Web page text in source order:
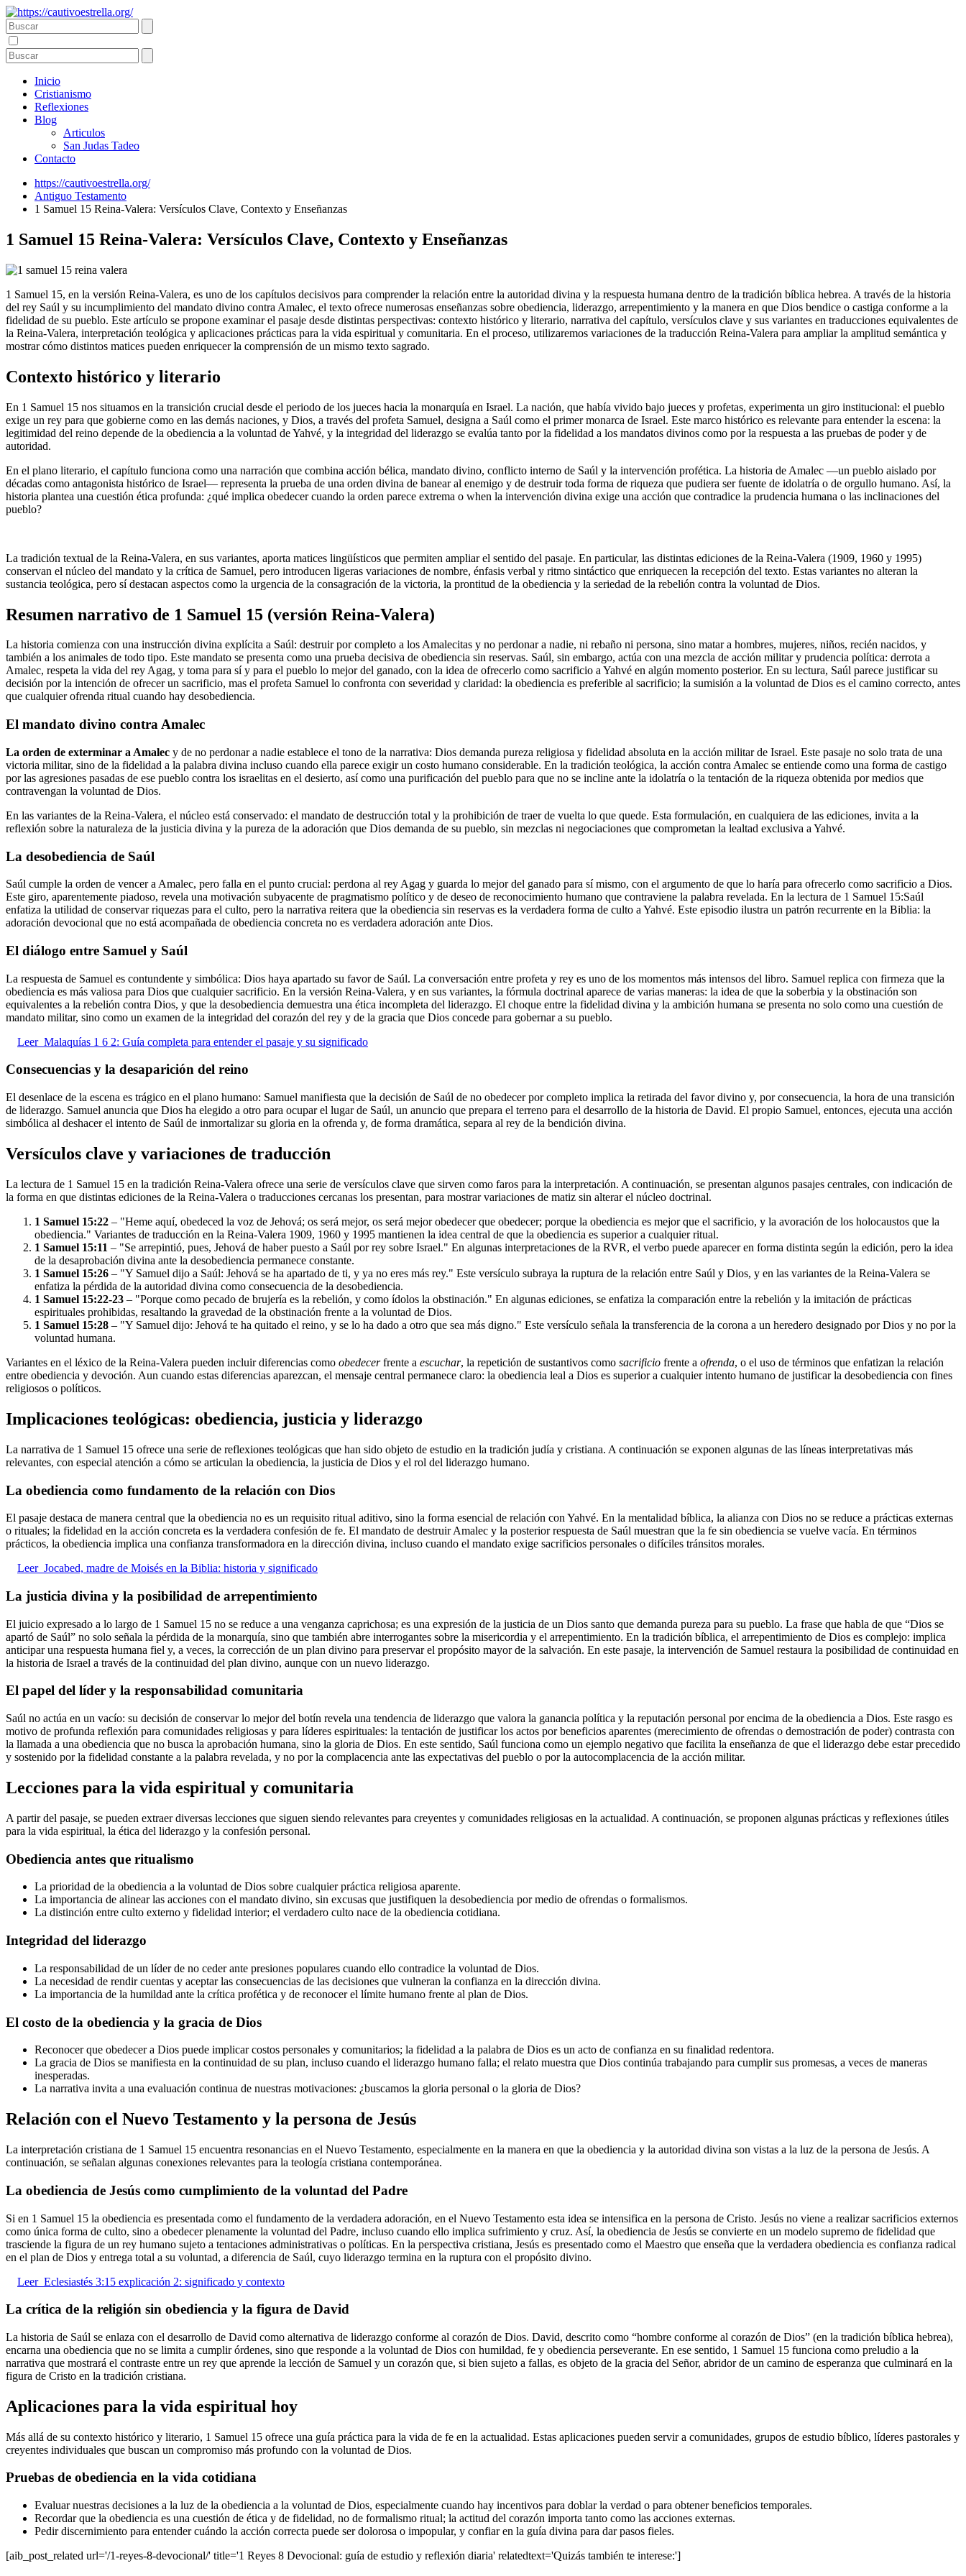
Inicio
Cristianismo
Reflexiones
Blog
Articulos
San Judas Tadeo
Contacto
https://cautivoestrella.org/
Antiguo Testamento
1 Samuel 15 Reina-Valera: Versículos Clave, Contexto y Enseñanzas
1 Samuel 15 Reina-Valera: Versículos Clave, Contexto y Enseñanzas
1 Samuel 15, en la versión Reina-Valera, es uno de los capítulos decisivos para comprender la relación entre la autoridad divina y la respuesta humana dentro de la tradición bíblica hebrea. A través de la historia
del rey Saúl y su incumplimiento del mandato divino contra Amalec, el texto ofrece numerosas enseñanzas sobre obediencia, liderazgo, arrepentimiento y la manera en que Dios bendice o castiga conforme a la
fidelidad de su pueblo. Este artículo se propone examinar el pasaje desde distintas perspectivas: contexto histórico y literario, narrativa del capítulo, versículos clave y sus variantes en traducciones equivalentes de
la Reina-Valera, interpretación teológica y aplicaciones prácticas para la vida espiritual y comunitaria. En el proceso, utilizaremos variaciones de la traducción Reina-Valera para ampliar la amplitud semántica y
mostrar cómo distintos matices pueden enriquecer la comprensión de un mismo texto sagrado.
Contexto histórico y literario
En 1 Samuel 15 nos situamos en la transición crucial desde el periodo de los jueces hacia la monarquía en Israel. La nación, que había vivido bajo jueces y profetas, experimenta un giro institucional: el pueblo
exige un rey para que gobierne como en las demás naciones, y Dios, a través del profeta Samuel, designa a Saúl como el primer monarca de Israel. Este marco histórico es relevante para entender la escena: la
legitimidad del reino depende de la obediencia a la voluntad de Yahvé, y la integridad del liderazgo se evalúa tanto por la fidelidad a los mandatos divinos como por la respuesta a las pruebas de poder y de
autoridad.
En el plano literario, el capítulo funciona como una narración que combina acción bélica, mandato divino, conflicto interno de Saúl y la intervención profética. La historia de Amalec —un pueblo aislado por
décadas como antagonista histórico de Israel— representa la prueba de una orden divina de banear al enemigo y de destruir toda forma de riqueza que pudiera ser fuente de idolatría o de orgullo humano. Así, la
historia plantea una cuestión ética profunda: ¿qué implica obedecer cuando la orden parece extrema o when la intervención divina exige una acción que contradice la prudencia humana o las inclinaciones del
pueblo?
La tradición textual de la Reina-Valera, en sus variantes, aporta matices lingüísticos que permiten ampliar el sentido del pasaje. En particular, las distintas ediciones de la Reina-Valera (1909, 1960 y 1995)
conservan el núcleo del mandato y la crítica de Samuel, pero introducen ligeras variaciones de nombre, énfasis verbal y ritmo sintáctico que enriquecen la recepción del texto. Estas variantes no alteran la
sustancia teológica, pero sí destacan aspectos como la urgencia de la consagración de la victoria, la prontitud de la obediencia y la seriedad de la rebelión contra la voluntad de Dios.
Resumen narrativo de 1 Samuel 15 (versión Reina-Valera)
La historia comienza con una instrucción divina explícita a Saúl: destruir por completo a los Amalecitas y no perdonar a nadie, ni rebaño ni persona, sino matar a hombres, mujeres, niños, recién nacidos, y
también a los animales de todo tipo. Este mandato se presenta como una prueba decisiva de obediencia sin reservas. Saúl, sin embargo, actúa con una mezcla de acción militar y prudencia política: derrota a
Amalec, respeta la vida del rey Agag, y toma para sí y para el pueblo lo mejor del ganado, con la idea de ofrecerlo como sacrificio a Yahvé en algún momento posterior. En su lectura, Saúl parece justificar su
decisión por la intención de ofrecer un sacrificio, mas el profeta Samuel lo confronta con severidad y claridad: la obediencia es preferible al sacrificio; la sumisión a la voluntad de Dios es el camino correcto, antes
que cualquier ofrenda ritual cuando hay desobediencia.
El mandato divino contra Amalec
La orden de exterminar a Amalec y de no perdonar a nadie establece el tono de la narrativa: Dios demanda pureza religiosa y fidelidad absoluta en la acción militar de Israel. Este pasaje no solo trata de una
victoria militar, sino de la fidelidad a la palabra divina incluso cuando ella parece exigir un costo humano considerable. En la tradición teológica, la acción contra Amalec se entiende como una forma de castigo
por las agresiones pasadas de ese pueblo contra los israelitas en el desierto, así como una purificación del pueblo para que no se incline ante la idolatría o la tentación de la riqueza obtenida por medios que
contravengan la voluntad de Dios.
En las variantes de la Reina-Valera, el núcleo está conservado: el mandato de destrucción total y la prohibición de traer de vuelta lo que quede. Esta formulación, en cualquiera de las ediciones, invita a la
reflexión sobre la naturaleza de la justicia divina y la pureza de la adoración que Dios demanda de su pueblo, sin mezclas ni negociaciones que comprometan la lealtad exclusiva a Yahvé.
La desobediencia de Saúl
Saúl cumple la orden de vencer a Amalec, pero falla en el punto crucial: perdona al rey Agag y guarda lo mejor del ganado para sí mismo, con el argumento de que lo haría para ofrecerlo como sacrificio a Dios.
Este giro, aparentemente piadoso, revela una motivación subyacente de pragmatismo político y de deseo de reconocimiento humano que contraviene la palabra revelada. En la lectura de 1 Samuel 15:Saúl
enfatiza la utilidad de conservar riquezas para el culto, pero la narrativa reitera que la obediencia sin reservas es la verdadera forma de culto a Yahvé. Este episodio ilustra un patrón recurrente en la Biblia: la
adoración devocional que no está acompañada de obediencia concreta no es verdadera adoración ante Dios.
El diálogo entre Samuel y Saúl
La respuesta de Samuel es contundente y simbólica: Dios haya apartado su favor de Saúl. La conversación entre profeta y rey es uno de los momentos más intensos del libro. Samuel replica con firmeza que la
obediencia es más valiosa para Dios que cualquier sacrificio. En la versión Reina-Valera, y en sus variantes, la fórmula doctrinal aparece de varias maneras: la idea de que la soberbia y la obstinación son
equivalentes a la rebelión contra Dios, y que la desobediencia demuestra una ética incompleta del liderazgo. El choque entre la fidelidad divina y la ambición humana se presenta no solo como una cuestión de
mandato militar, sino como un examen de la integridad del corazón del rey y de la gracia que Dios concede para gobernar a su pueblo.
Leer Malaquías 1 6 2: Guía completa para entender el pasaje y su significado
Consecuencias y la desaparición del reino
El desenlace de la escena es trágico en el plano humano: Samuel manifiesta que la decisión de Saúl de no obedecer por completo implica la retirada del favor divino y, por consecuencia, la hora de una transición
de liderazgo. Samuel anuncia que Dios ha elegido a otro para ocupar el lugar de Saúl, un anuncio que prepara el terreno para el desarrollo de la historia de David. El propio Samuel, entonces, ejecuta una acción
simbólica al deshacer el intento de Saúl de inmortalizar su gloria en la ofrenda y, de forma dramática, separa al rey de la bendición divina.
Versículos clave y variaciones de traducción
La lectura de 1 Samuel 15 en la tradición Reina-Valera ofrece una serie de versículos clave que sirven como faros para la interpretación. A continuación, se presentan algunos pasajes centrales, con indicación de
la forma en que distintas ediciones de la Reina-Valera o traducciones cercanas los presentan, para mostrar variaciones de matiz sin alterar el núcleo doctrinal.
1 Samuel 15:22 – "Heme aquí, obedeced la voz de Jehová; os será mejor, os será mejor obedecer que obedecer; porque la obediencia es mejor que el sacrificio, y la avoración de los holocaustos que la
obediencia." Variantes de traducción en la Reina-Valera 1909, 1960 y 1995 mantienen la idea central de que la obediencia es superior a cualquier ritual.
1 Samuel 15:11 – "Se arrepintió, pues, Jehová de haber puesto a Saúl por rey sobre Israel." En algunas interpretaciones de la RVR, el verbo puede aparecer en forma distinta según la edición, pero la idea
de la desaprobación divina ante la desobediencia permanece constante.
1 Samuel 15:26 – "Y Samuel dijo a Saúl: Jehová se ha apartado de ti, y ya no eres más rey." Este versículo subraya la ruptura de la relación entre Saúl y Dios, y en las variantes de la Reina-Valera se
enfatiza la pérdida de la autoridad divina como consecuencia de la desobediencia.
1 Samuel 15:22-23 – "Porque como pecado de brujería es la rebelión, y como ídolos la obstinación." En algunas ediciones, se enfatiza la comparación entre la rebelión y la imitación de prácticas
espirituales prohibidas, resaltando la gravedad de la obstinación frente a la voluntad de Dios.
1 Samuel 15:28 – "Y Samuel dijo: Jehová te ha quitado el reino, y se lo ha dado a otro que sea más digno." Este versículo señala la transferencia de la corona a un heredero designado por Dios y no por la
voluntad humana.
Variantes en el léxico de la Reina-Valera pueden incluir diferencias como obedecerfrente a escuchar, la repetición de sustantivos como sacrificio frente a ofrenda, o el uso de términos que enfatizan la relación
entre obediencia y devoción. Aun cuando estas diferencias aparezcan, el mensaje central permanece claro: la obediencia leal a Dios es superior a cualquier intento humano de justificar la desobediencia con fines
religiosos o políticos.
Implicaciones teológicas: obediencia, justicia y liderazgo
La narrativa de 1 Samuel 15 ofrece una serie de reflexiones teológicas que han sido objeto de estudio en la tradición judía y cristiana. A continuación se exponen algunas de las líneas interpretativas más
relevantes, con especial atención a cómo se articulan la obediencia, la justicia de Dios y el rol del liderazgo humano.
La obediencia como fundamento de la relación con Dios
El pasaje destaca de manera central que la obediencia no es un requisito ritual aditivo, sino la forma esencial de relación con Yahvé. En la mentalidad bíblica, la alianza con Dios no se reduce a prácticas externas
o rituales; la fidelidad en la acción concreta es la verdadera confesión de fe. El mandato de destruir Amalec y la posterior respuesta de Saúl muestran que la fe sin obediencia se vuelve vacía. En términos
prácticos, la obediencia implica una confianza transformadora en la dirección divina, incluso cuando el mandato exige sacrificios personales o difíciles tránsitos morales.
Leer Jocabed, madre de Moisés en la Biblia: historia y significado
La justicia divina y la posibilidad de arrepentimiento
El juicio expresado a lo largo de 1 Samuel 15 no se reduce a una venganza caprichosa; es una expresión de la justicia de un Dios santo que demanda pureza para su pueblo. La frase que habla de que “Dios se
apartó de Saúl” no solo señala la pérdida de la monarquía, sino que también abre interrogantes sobre la misericordia y el arrepentimiento. En la tradición bíblica, el arrepentimiento de Dios es complejo: implica
anticipar una respuesta humana fiel y, a veces, la corrección de un plan divino para preservar el propósito mayor de la salvación. En este pasaje, la intervención de Samuel restaura la posibilidad de continuidad en
la historia de Israel a través de la continuidad del plan divino, aunque con un nuevo liderazgo.
El papel del líder y la responsabilidad comunitaria
Saúl no actúa en un vacío: su decisión de conservar lo mejor del botín revela una tendencia de liderazgo que valora la ganancia política y la reputación personal por encima de la obediencia a Dios. Este rasgo es
motivo de profunda reflexión para comunidades religiosas y para líderes espirituales: la tentación de justificar los actos por beneficios aparentes (merecimiento de ofrendas o demostración de poder) contrasta con
la llamada a una obediencia que no busca la aprobación humana, sino la gloria de Dios. En este sentido, Saúl funciona como un ejemplo negativo que facilita la enseñanza de que el liderazgo debe estar precedido
y sostenido por la fidelidad constante a la palabra revelada, y no por la complacencia ante las expectativas del pueblo o por la autocomplacencia de la acción militar.
Lecciones para la vida espiritual y comunitaria
A partir del pasaje, se pueden extraer diversas lecciones que siguen siendo relevantes para creyentes y comunidades religiosas en la actualidad. A continuación, se proponen algunas prácticas y reflexiones útiles
para la vida espiritual, la ética del liderazgo y la confesión personal.
Obediencia antes que ritualismo
La prioridad de la obediencia a la voluntad de Dios sobre cualquier práctica religiosa aparente.
La importancia de alinear las acciones con el mandato divino, sin excusas que justifiquen la desobediencia por medio de ofrendas o formalismos.
La distinción entre culto externo y fidelidad interior; el verdadero culto nace de la obediencia cotidiana.
Integridad del liderazgo
La responsabilidad de un líder de no ceder ante presiones populares cuando ello contradice la voluntad de Dios.
La necesidad de rendir cuentas y aceptar las consecuencias de las decisiones que vulneran la confianza en la dirección divina.
La importancia de la humildad ante la crítica profética y de reconocer el límite humano frente al plan de Dios.
El costo de la obediencia y la gracia de Dios
Reconocer que obedecer a Dios puede implicar costos personales y comunitarios; la fidelidad a la palabra de Dios es un acto de confianza en su finalidad redentora.
La gracia de Dios se manifiesta en la continuidad de su plan, incluso cuando el liderazgo humano falla; el relato muestra que Dios continúa trabajando para cumplir sus promesas, a veces de maneras
inesperadas.
La narrativa invita a una evaluación continua de nuestras motivaciones: ¿buscamos la gloria personal o la gloria de Dios?
Relación con el Nuevo Testamento y la persona de Jesús
La interpretación cristiana de 1 Samuel 15 encuentra resonancias en el Nuevo Testamento, especialmente en la manera en que la obediencia y la autoridad divina son vistas a la luz de la persona de Jesús. A
continuación, se señalan algunas conexiones relevantes para la teología cristiana contemporánea.
La obediencia de Jesús como cumplimiento de la voluntad del Padre
Si en 1 Samuel 15 la obediencia es presentada como el fundamento de la verdadera adoración, en el Nuevo Testamento esta idea se intensifica en la persona de Cristo. Jesús no viene a realizar sacrificios externos
como única forma de culto, sino a obedecer plenamente la voluntad del Padre, incluso cuando ello implica sufrimiento y cruz. Así, la obediencia de Jesús se convierte en un modelo supremo de fidelidad que
trasciende la figura de un rey humano sujeto a tentaciones administrativas o políticas. En la perspectiva cristiana, Jesús es presentado como el Maestro que enseña que la verdadera obediencia es confianza radical
en el plan de Dios y entrega total a su voluntad, a diferencia de Saúl, cuyo liderazgo termina en la ruptura con el propósito divino.
Leer Eclesiastés 3:15 explicación 2: significado y contexto
La crítica de la religión sin obediencia y la figura de David
La historia de Saúl se enlaza con el desarrollo de David como alternativa de liderazgo conforme al corazón de Dios. David, descrito como “hombre conforme al corazón de Dios” (en la tradición bíblica hebrea),
encarna una obediencia que no se limita a cumplir órdenes, sino que responde a la voluntad de Dios con humildad, fe y obediencia perseverante. En ese sentido, 1 Samuel 15 funciona como preludio a la
narrativa que mostrará el contraste entre un rey que aprende la lección de Samuel y un corazón que, si bien sujeto a fallas, es objeto de la gracia del Señor, abridor de un camino de esperanza que culminará en la
figura de Cristo en la tradición cristiana.
Aplicaciones para la vida espiritual hoy
Más allá de su contexto histórico y literario, 1 Samuel 15 ofrece una guía práctica para la vida de fe en la actualidad. Estas aplicaciones pueden servir a comunidades, grupos de estudio bíblico, líderes pastorales y
creyentes individuales que buscan un compromiso más profundo con la voluntad de Dios.
Pruebas de obediencia en la vida cotidiana
Evaluar nuestras decisiones a la luz de la obediencia a la voluntad de Dios, especialmente cuando hay incentivos para doblar la verdad o para obtener beneficios temporales.
Recordar que la obediencia es una cuestión de ética y de fidelidad, no de formalismo ritual; la actitud del corazón importa tanto como las acciones externas.
Pedir discernimiento para entender cuándo la acción correcta puede ser dolorosa o impopular, y confiar en la guía divina para dar pasos fieles.
[aib_post_related url='/1-reyes-8-devocional/' title='1 Reyes 8 Devocional: guía de estudio y reflexión diaria' relatedtext='Quizás también te interese:']